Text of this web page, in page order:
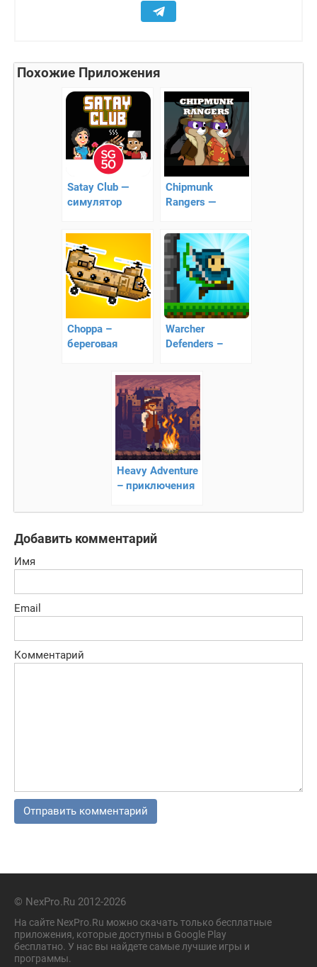
Похожие Приложения
Satay Club —
симулятор
Chipmunk
Rangers —
платформер с
90-тых
Choppa –
береговая
Warcher
Defenders –
платформер
Heavy Adventure
– приключения
Добавить комментарий
Имя
Email
Комментарий
© NexPro.Ru 2012-2026
На сайте NexPro.Ru можно скачать только бесплатные
приложения, которые доступны в Google Play
бесплатно. У нас вы найдете самые лучшие игры и
программы.